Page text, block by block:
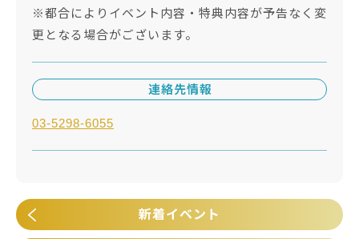
※都合によりイベント内容・特典内容が予告なく変
更となる場合がございます。
連絡先情報
03-5298-6055
新着イベント